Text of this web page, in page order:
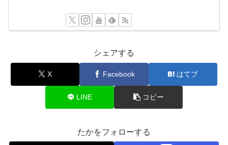
シェアする
X Facebook はてブ
LINE コピー
たかをフォローする